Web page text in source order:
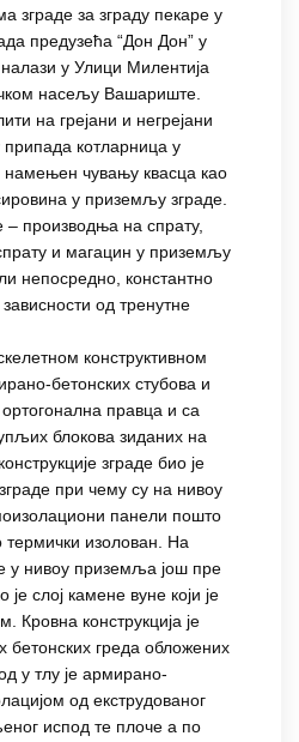
зграде за зграду пекаре у
предузећа “Дон Дон” у
налази у Улици Милентија
насељу Вашариште.
на грејани и негрејани
котларница у
намењен чувању квасца као
у приземљу зграде.
– производња на спрату,
и магацин у приземљу
непосредно, константно
од тренутне
конструктивном
бетонских стубова и
правца и са
блокова зиданих на
зграде био је
при чему су на нивоу
панели пошто
термички изолован. На
у нивоу приземља још пре
је слој камене вуне који је
Кровна конструкција је
бетонских греда обложених
у тлу је армирано-
од екструдованог
испод те плоче а по